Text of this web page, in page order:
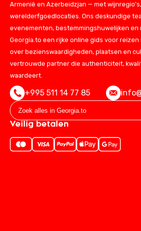
Armenië en Azerbeidzjan — met
werelderfgoedlocaties. Ons deskundige
evenementen, bestemmingshuwelijken en
Georgia.to een rijke online gids voor
over bezienswaardigheden, plaatsen en
vertrouwde partner die authenticiteit,
waardeert.
+995 511 14 77 85
Veilig betalen